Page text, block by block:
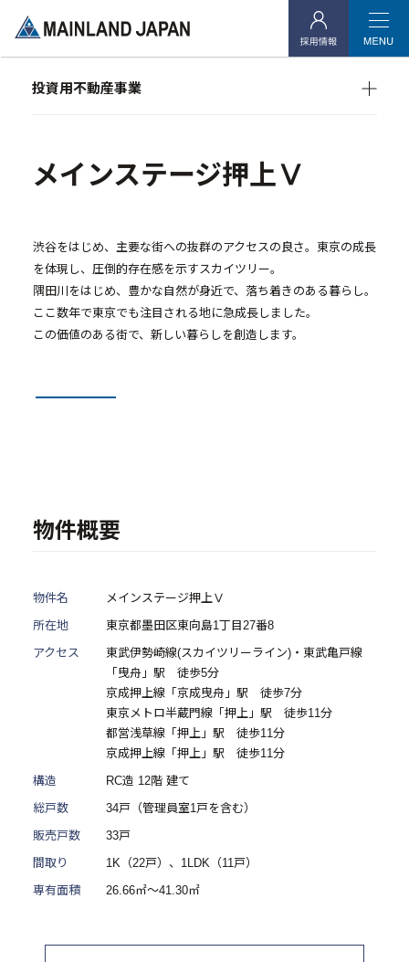
企業情報
- 企業理念
- 代表メッセージ
- アクセス
投資用不動産事業
- マンション経営をお考えの方へ
- メインランドグループの強み
- メインステージシリーズ
- RE:MAIN
- リノベーション物件お問い合わせ
採用情報
- 採用情報トップ
- 中途採用
- 記事一覧
ニュース / イベント
投資用不動産事業
メインステージシリーズ
メインステージ押上Ⅴ
渋谷をはじめ、主要な街への抜群のアクセスの良さ。東京の成長
を体現し、圧倒的存在感を示すスカイツリー。
隅田川をはじめ、豊かな自然が身近で、落ち着きのある暮らし。
ここ数年で東京でも注目される地に急成長しました。
この価値のある街で、新しい暮らしを創造します。
物件概要
物件名
メインステージ押上Ⅴ
所在地
東京都墨田区東向島1丁目27番8
アクセス
東武伊勢崎線(スカイツリーライン)・東武亀戸線
「曳舟」駅 徒歩5分
京成押上線「京成曳舟」駅 徒歩7分
東京メトロ半蔵門線「押上」駅 徒歩11分
都営浅草線「押上」駅 徒歩11分
京成押上線「押上」駅 徒歩11分
構造
RC造 12階 建て
総戸数
34戸（管理員室1戸を含む）
販売戸数
33戸
間取り
1K（22戸）、1LDK（11戸）
専有面積
26.66㎡～41.30㎡